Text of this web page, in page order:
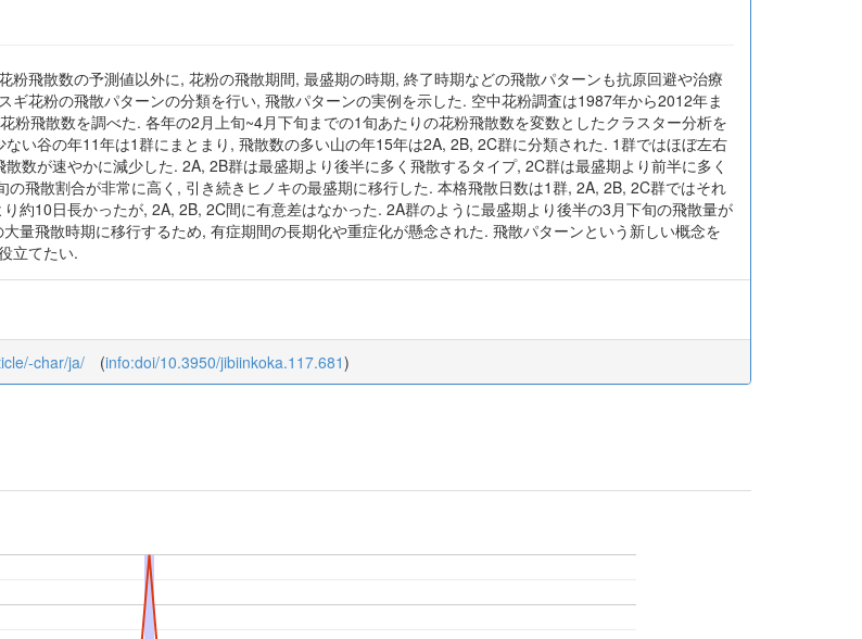
粉飛散数の予測値以外に, 花粉の飛散期間, 最盛期の時期, 終了時期などの飛散パターンも抗原回避や治療
ギ花粉の飛散パターンの分類を行い, 飛散パターンの実例を示した. 空中花粉調査は1987年から2012年ま
粉飛散数を調べた. 各年の2月上旬~4月下旬までの1旬あたりの花粉飛散数を変数としたクラスター分析を
い谷の年11年は1群にまとまり, 飛散数の多い山の年15年は2A, 2B, 2C群に分類された. 1群ではほぼ左右
数が速やかに減少した. 2A, 2B群は最盛期より後半に多く飛散するタイプ, 2C群は最盛期より前半に多く
飛散割合が非常に高く, 引き続きヒノキの最盛期に移行した. 本格飛散日数は1群, 2A, 2B, 2C群ではそれ
約10日長かったが, 2A, 2B, 2C間に有意差はなかった. 2A群のように最盛期より後半の3月下旬の飛散量が
量飛散時期に移行するため, 有症期間の長期化や重症化が懸念された. 飛散パターンという新しい概念を
立てたい.
char/ja/ (info:doi/10.3950/jibiinkoka.117.681)